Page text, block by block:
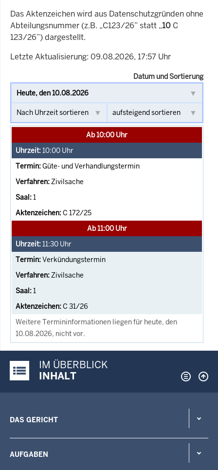
Das Aktenzeichen wird aus Datenschutzgründen ohne
Abteilungsnummer (z.B. „C123/26” statt „10 C
123/26”) dargestellt.
Letzte Aktualisierung: 09.08.2026, 17:57 Uhr
Datum und Sortierung
Ab 10:00 Uhr
10:00 Uhr
Güte- und Verhandlungstermin
Zivilsache
1
C 172/25
Ab 11:00 Uhr
11:30 Uhr
Verkündungstermin
Zivilsache
1
C 31/26
Weitere Termininformationen liegen für heute, den
10.08.2026, nicht vor.
Justiz-Portal im Überblick:
IM ÜBERBLICK
INHALT
DAS GERICHT
AUFGABEN